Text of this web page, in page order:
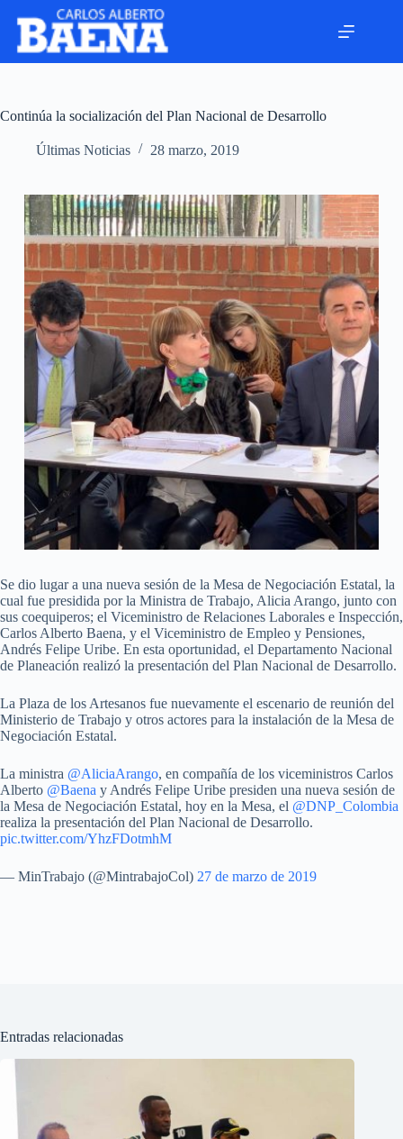
Continúa la socialización del Plan Nacional de Desarrollo
Últimas Noticias 28 marzo, 2019
Se dio lugar a una nueva sesión de la Mesa de Negociación Estatal, la
cual fue presidida por la Ministra de Trabajo, Alicia Arango, junto con
sus coequiperos; el Viceministro de Relaciones Laborales e Inspección,
Carlos Alberto Baena, y el Viceministro de Empleo y Pensiones,
Andrés Felipe Uribe. En esta oportunidad, el Departamento Nacional
de Planeación realizó la presentación del Plan Nacional de Desarrollo.
La Plaza de los Artesanos fue nuevamente el escenario de reunión del
Ministerio de Trabajo y otros actores para la instalación de la Mesa de
Negociación Estatal.
La ministra @AliciaArango, en compañía de los viceministros Carlos
Alberto @Baena y Andrés Felipe Uribe presiden una nueva sesión de
la Mesa de Negociación Estatal, hoy en la Mesa, el @DNP_Colombia
realiza la presentación del Plan Nacional de Desarrollo.
pic.twitter.com/YhzFDotmhM
— MinTrabajo (@MintrabajoCol) 27 de marzo de 2019
Entradas relacionadas